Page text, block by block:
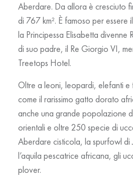
Aberdare. Da allora è cresciuto
di 767 km². È famoso per essere
la Principessa Elisabetta divenne
di suo padre, il Re Giorgio VI,
Treetops Hotel.
Oltre a leoni, leopardi, elefanti e
come il rarissimo gatto dorato
anche una grande popolazione
orientali e oltre 250 specie di
Aberdare cisticola, la spurfowl di
l’aquila pescatrice africana, gli
plover.